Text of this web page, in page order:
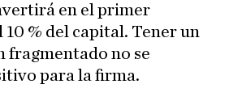
en el primer
% del capital. Tener un
fragmentado no se
para la firma.